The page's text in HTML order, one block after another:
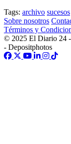
Tags: archivo sucesos
Sobre nosotros
Términos y
© 2025 El Diario 24 -
- Depositphotos